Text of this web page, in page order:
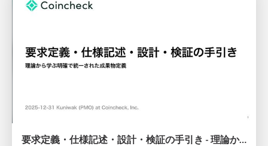
要求定義・仕様記述・設計・検証の手引き - 理論から学ぶ明確で統一された成果物定義